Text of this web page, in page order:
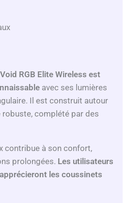
RGB Elite Wireless est
avec ses lumières
Il est construit autour
robuste, complété par des
contribue à son confort,
prolongées. Les utilisateurs
les coussinets